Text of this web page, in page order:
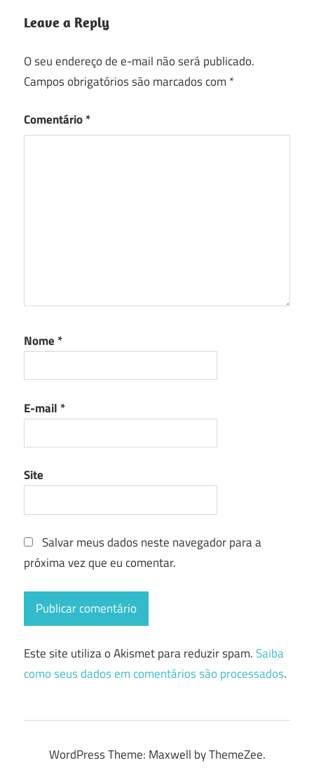
Leave a Reply
O seu endereço de e-mail não será publicado.
Campos obrigatórios são marcados com *
Comentário*
Nome *
E-mail *
Site
Salvar meus dados neste navegador para a
próxima vez que eu comentar.
Este site utiliza o Akismet para reduzir spam.Saiba
como seus dados em comentários são processados.
WordPress Theme: Maxwell by ThemeZee.